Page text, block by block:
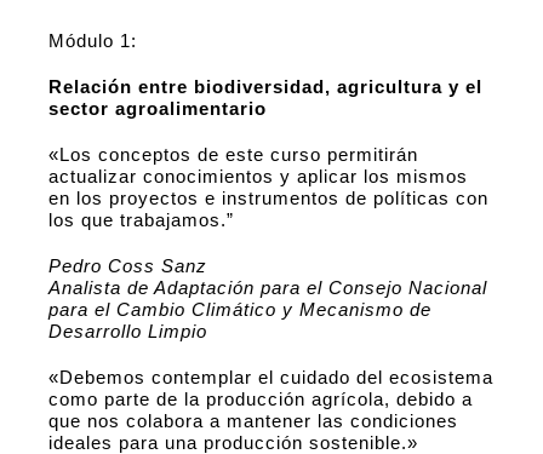
Módulo 1:
Relación entre biodiversidad, agricultura y el
sector agroalimentario
«Los conceptos de este curso permitirán
actualizar conocimientos y aplicar los mismos
en los proyectos e instrumentos de políticas con
los que trabajamos.”
Pedro Coss Sanz
Analista de Adaptación para el Consejo Nacional
para el Cambio Climático y Mecanismo de
Desarrollo Limpio
«Debemos contemplar el cuidado del ecosistema
como parte de la producción agrícola, debido a
que nos colabora a mantener las condiciones
ideales para una producción sostenible.»